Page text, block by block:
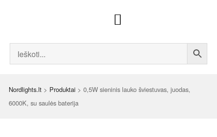
Nordlights.lt > Produktai > 0,5W sieninis lauko šviestuvas, juodas,
6000K, su saulės baterija